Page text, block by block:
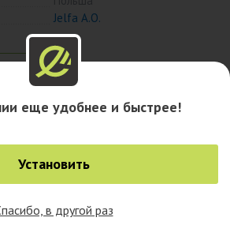
0
Jelfa A.O.
еще удобнее и быстрее!
Установить
в другой раз